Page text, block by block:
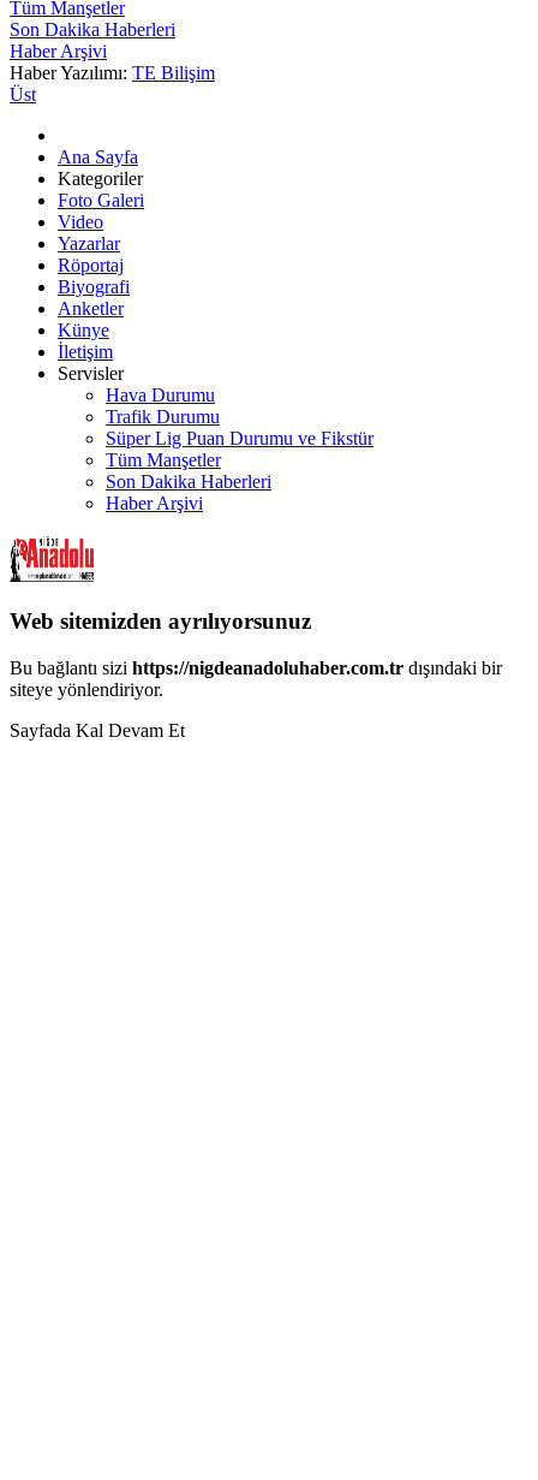
Tüm Manşetler
Son Dakika Haberleri
Haber Arşivi
Haber Yazılımı: TE Bilişim
Üst
Ana Sayfa
Kategoriler
Foto Galeri
Video
Yazarlar
Röportaj
Biyografi
Anketler
Künye
İletişim
Servisler
Hava Durumu
Trafik Durumu
Süper Lig Puan Durumu ve Fikstür
Tüm Manşetler
Son Dakika Haberleri
Haber Arşivi
Web sitemizden ayrılıyorsunuz
Bu bağlantı sizi https://nigdeanadoluhaber.com.tr dışındaki bir
siteye yönlendiriyor.
Sayfada Kal Devam Et